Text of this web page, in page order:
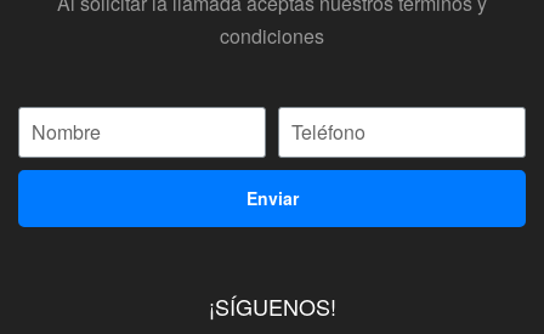
condiciones
Enviar
¡SÍGUENOS!